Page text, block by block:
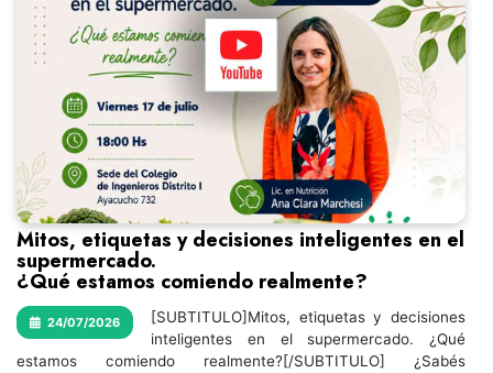
Mitos, etiquetas y decisiones inteligentes en el
supermercado.
¿Qué estamos comiendo realmente?
24/07/2026
[SUBTITULO]Mitos, etiquetas y decisiones
inteligentes en el supermercado. ¿Qué
estamos comiendo realmente?[/SUBTITULO] ¿Sabés